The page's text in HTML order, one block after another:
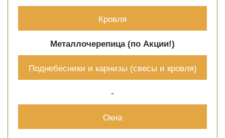
Кровля
Металлочерепица (по Акции!)
Поднебесники и карнизы (свесы и кровля)
-
Окна